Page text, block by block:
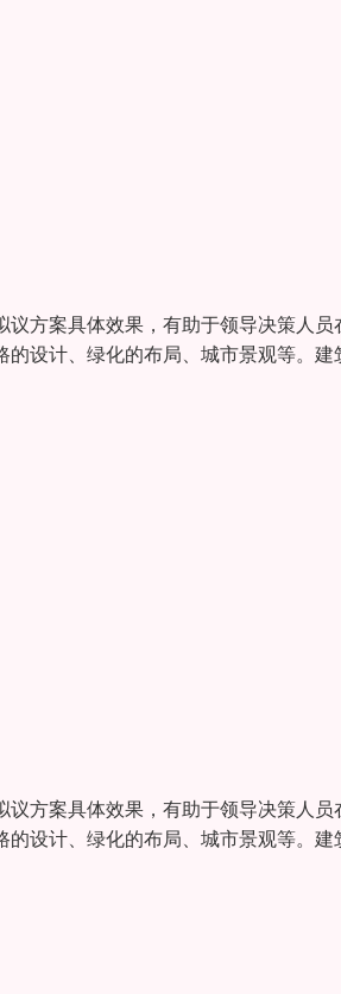
方案具体效果，有助于领导决策人员
设计、绿化的布局、城市景观等。建
方案具体效果，有助于领导决策人员
设计、绿化的布局、城市景观等。建